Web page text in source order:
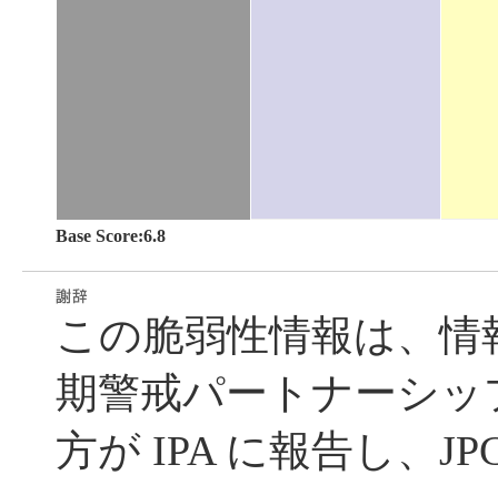
Base Score:6.8
この脆弱性情報は、
期警戒パートナーシ
方が IPA に報告し、